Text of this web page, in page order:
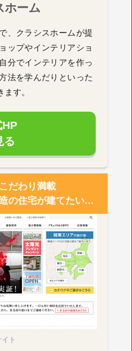
ホーム
、クラシスホームが提
ップやインテリアショ
分でインテリアを作っ
法を学んだりといった
す。
HP
る
だわり満載
の住宅が建てたい…
ト